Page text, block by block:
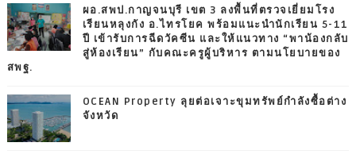
ผอ.สพป.กาญจนบุรี เขต 3 ลงพื้นที่ตรวจเยี่ยมโรง
เรียนหลุงกัง อ.ไทรโยค พร้อมแนะนำนักเรียน 5-11
ปี เข้ารับการฉีดวัคซีน และให้แนวทาง “พาน้องกลับ
สู่ห้องเรียน” กับคณะครูผู้บริหาร ตามนโยบายของ
สพฐ.
OCEAN Property ลุยต่อเจาะขุมทรัพย์กำลังซื้อต่าง
จังหวัด